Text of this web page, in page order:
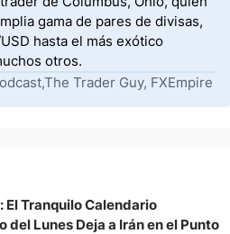
gama de pares de divisas,
hasta el más exótico
otros.
Trader Guy, FXEmpire
El Tranquilo Calendario
del Lunes Deja a Irán en el Punto